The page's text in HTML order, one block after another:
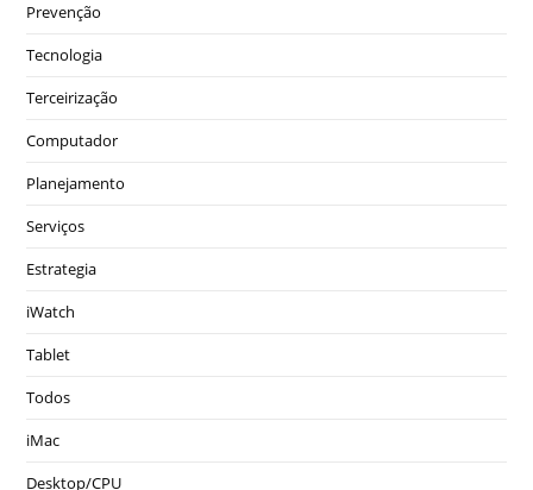
Prevenção
Tecnologia
Terceirização
Computador
Planejamento
Serviços
Estrategia
iWatch
Tablet
Todos
iMac
Desktop/CPU